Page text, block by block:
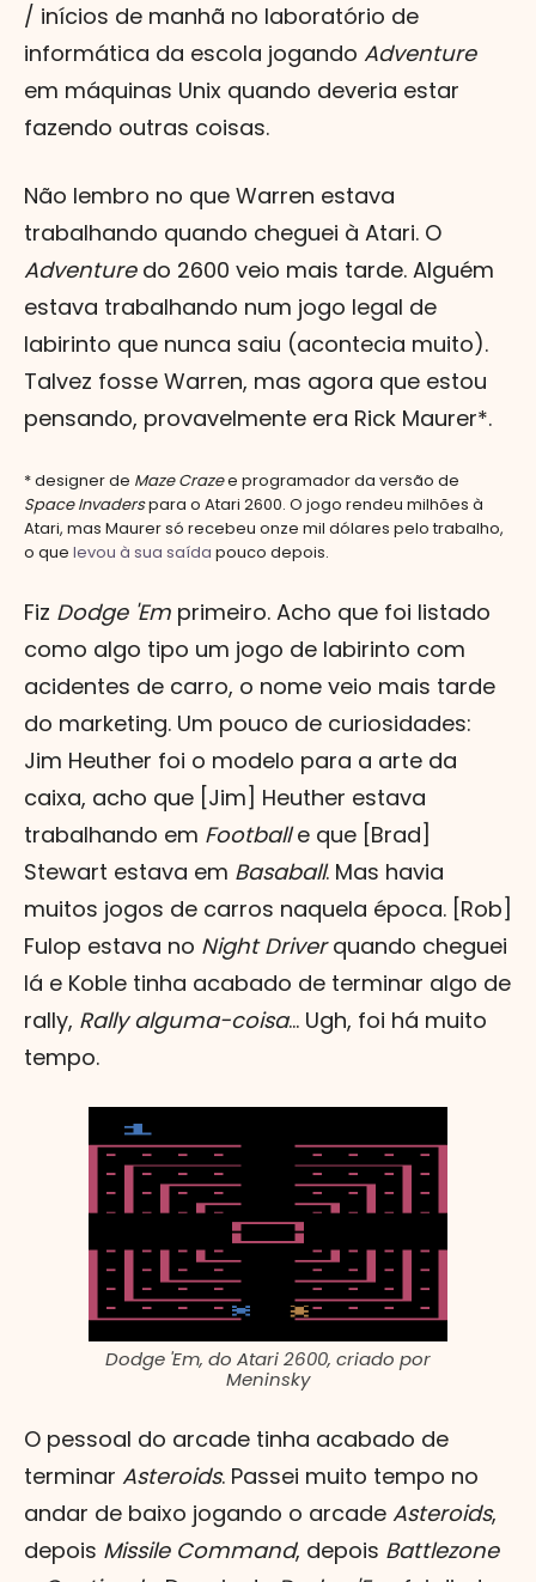
/ inícios de manhã no laboratório de
informática da escola jogando Adventure
em máquinas Unix quando deveria estar
fazendo outras coisas.
Não lembro no que Warren estava
trabalhando quando cheguei à Atari. O
Adventuredo 2600 veio mais tarde. Alguém
estava trabalhando num jogo legal de
labirinto que nunca saiu (acontecia muito).
Talvez fosse Warren, mas agora que estou
pensando, provavelmente era Rick Maurer*.
* designer de Maze Crazee programador da versão de
Space Invaderspara o Atari 2600. O jogo rendeu milhões à
Atari, mas Maurer só recebeu onze mil dólares pelo trabalho,
o que levou à sua saída pouco depois.
Fiz Dodge 'Em primeiro. Acho que foi listado
como algo tipo um jogo de labirinto com
acidentes de carro, o nome veio mais tarde
do marketing. Um pouco de curiosidades:
Jim Heuther foi o modelo para a arte da
caixa, acho que [Jim] Heuther estava
trabalhando em Footballe que [Brad]
Stewart estava em Basaball. Mas havia
muitos jogos de carros naquela época. [Rob]
Fulop estava no Night Driverquando cheguei
lá e Koble tinha acabado de terminar algo de
rally, Rally alguma-coisa... Ugh, foi há muito
tempo.
Dodge 'Em, do Atari 2600, criado por
Meninsky
O pessoal do arcade tinha acabado de
terminar Asteroids. Passei muito tempo no
andar de baixo jogando o arcade Asteroids,
depois Missile Command, depois Battlezone